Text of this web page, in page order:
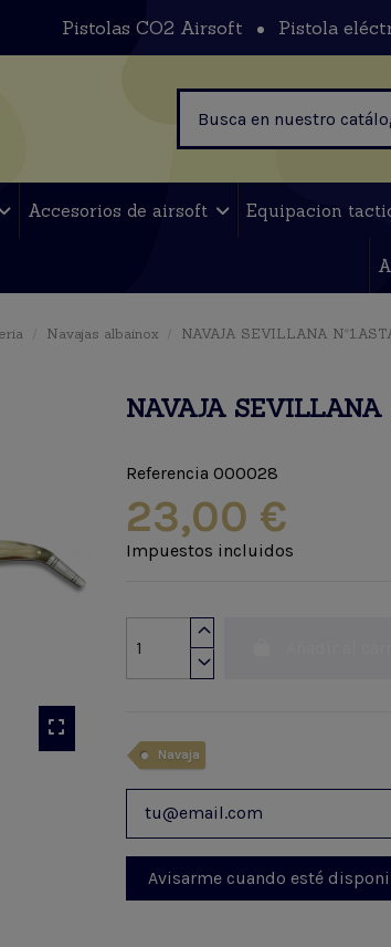
Pistolas CO2 Airsoft Pistola
Accesorios de airsoft Equipacion
Navajas albainox NAVAJA SEVILLANA
NAVAJA SEVILLANA
Referencia 000028
23,00 €
Impuestos incluidos
Navaja